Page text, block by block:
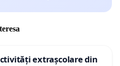
extrașcolare din